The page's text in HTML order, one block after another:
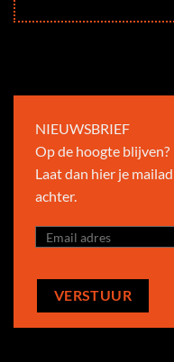
NIEUWSBRIEF
Op de hoogte blijven?
Laat dan hier je
achter.